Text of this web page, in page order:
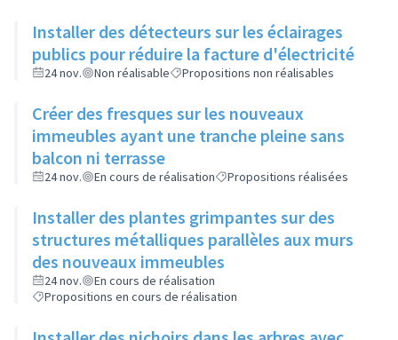
Installer des détecteurs sur les éclairages
publics pour réduire la facture d'électricité
24 nov. Non réalisable Propositions non réalisables
Créer des fresques sur les nouveaux
immeubles ayant une tranche pleine sans
balcon ni terrasse
24 nov. En cours de réalisation Propositions réalisées
Installer des plantes grimpantes sur des
structures métalliques parallèles aux murs
des nouveaux immeubles
24 nov.
En cours de réalisation
Propositions en cours de réalisation